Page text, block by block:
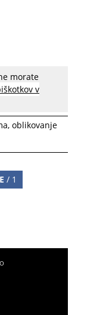
morate
v
, oblikovanje
/ 1